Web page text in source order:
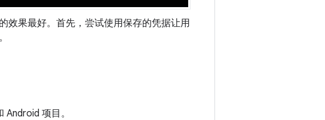
效果最好。首先，尝试使用保存的凭据让用
项目。